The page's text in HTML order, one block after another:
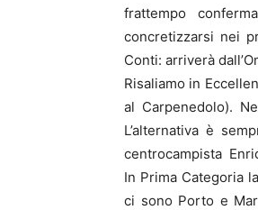
frattempo
concretizzarsi nei
Conti: arriverà
Risaliamo in
al Carpenedolo).
L’alternativa è
centrocampista
In Prima Categoria
ci sono Porto e